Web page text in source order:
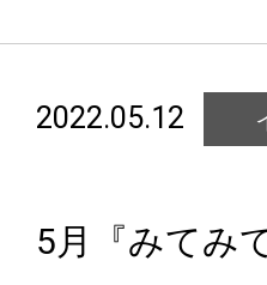
2022.05.12
5月『みてみ